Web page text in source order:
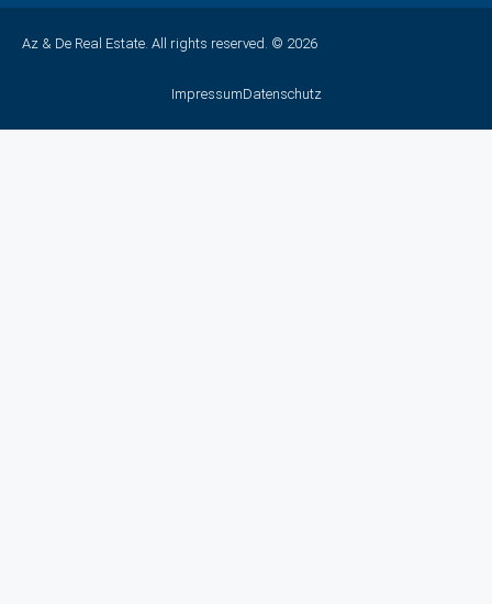
Az & De Real Estate. All rights reserved. © 2026
ImpressumDatenschutz